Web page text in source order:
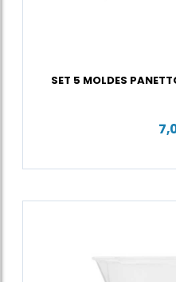
SET 5 MOLDES